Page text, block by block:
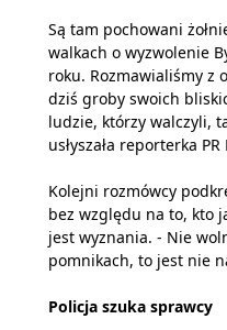
Są tam pochowani
walkach o wyzwolenie
roku. Rozmawialiśmy z
dziś groby swoich
ludzie, którzy walczyli,
usłyszała reporterka PR
Kolejni rozmówcy
bez względu na to, kto
jest wyznania. - Nie
pomnikach, to jest nie
Policja szuka sprawcy